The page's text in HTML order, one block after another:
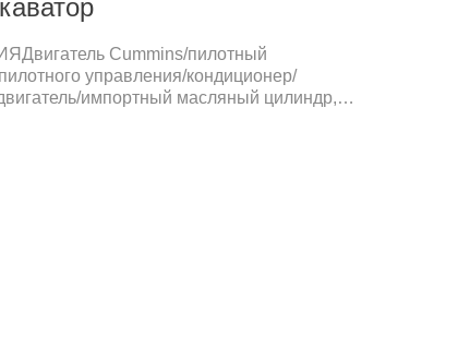
Cummins/пилотный
управления/кондиционер/
импортный масляный цилиндр,
инженерная гусеничная система/
стандартное ведроДОПОЛНИТЕЛЬНАЯ